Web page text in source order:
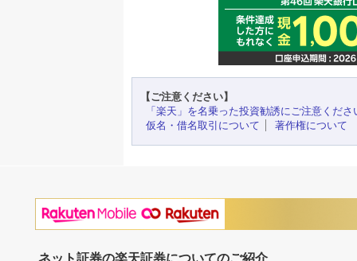
【ご注意ください】
「楽天」を名乗った投資勧誘にご注意くださ
仮名・借名取引について
著作権について
ネット証券の楽天証券についてのご紹介